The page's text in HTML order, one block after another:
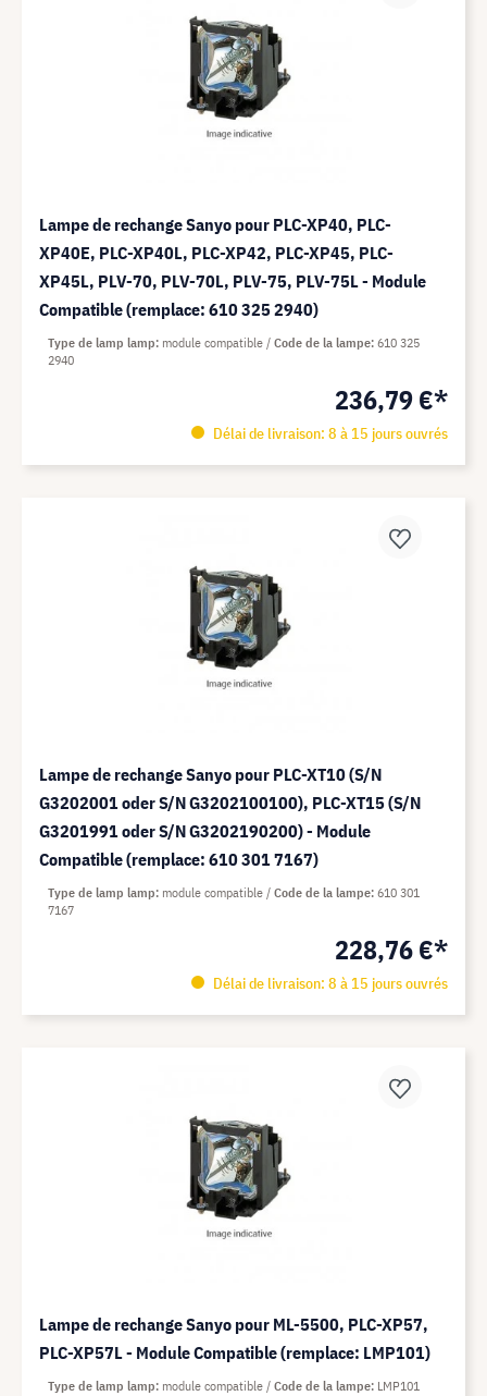
Lampe de rechange Sanyo pour PLC-XP40, PLC-
XP40E, PLC-XP40L, PLC-XP42, PLC-XP45, PLC-
XP45L, PLV-70, PLV-70L, PLV-75, PLV-75L - Module
Compatible (remplace: 610 325 2940)
236,79 €*
Délai de livraison: 8 à 15 jours ouvrés
Type de lamp lamp module compatible Code de la lampe 610 325
2940
Lampe de rechange Sanyo pour PLC-XT10 (S/N
G3202001 oder S/N G3202100100), PLC-XT15 (S/N
G3201991 oder S/N G3202190200) - Module
Compatible (remplace: 610 301 7167)
228,76 €*
Délai de livraison: 8 à 15 jours ouvrés
Type de lamp lamp module compatible Code de la lampe 610 301
7167
Lampe de rechange Sanyo pour ML-5500, PLC-XP57,
PLC-XP57L - Module Compatible (remplace: LMP101)
Type de lamp lamp module compatible Code de la lampe LMP101